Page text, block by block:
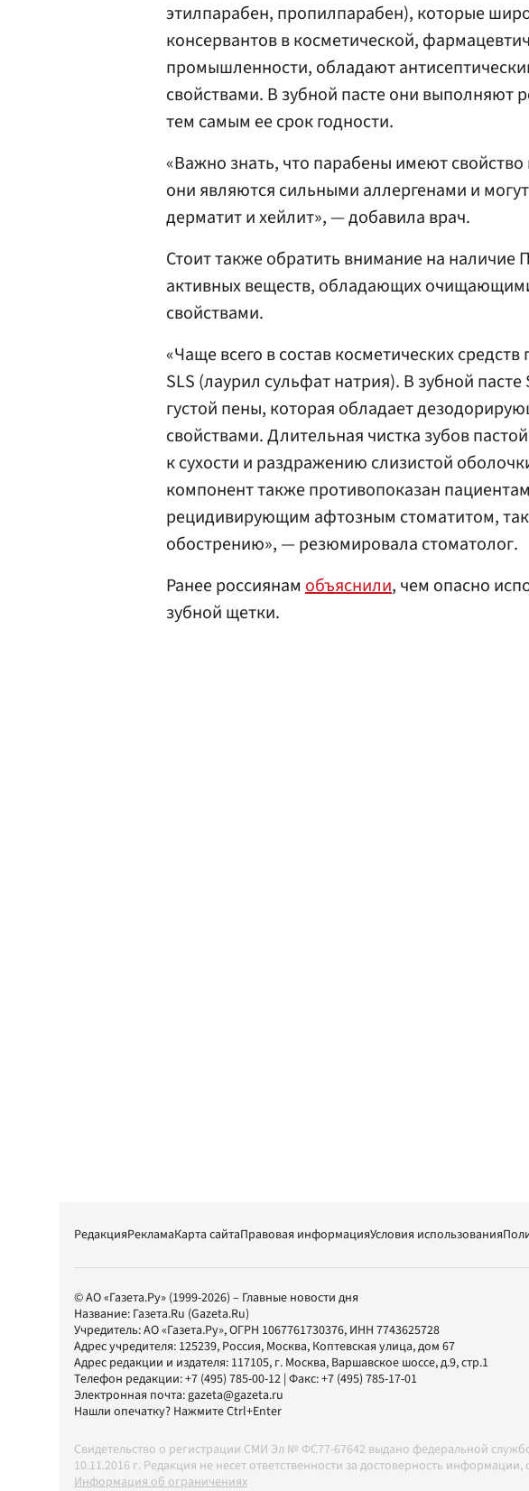
этилпарабен, пропилпарабен), которые
консервантов в косметической,
промышленности, обладают
свойствами. В зубной пасте они выполняют
тем самым ее срок годности.
«Важно знать, что парабены имеют свойство
они являются сильными аллергенами и
дерматит и хейлит», — добавила врач.
Стоит также обратить внимание на наличие
активных веществ, обладающих
свойствами.
«Чаще всего в состав косметических
SLS (лаурил сульфат натрия). В зубной пасте
густой пены, которая обладает
свойствами. Длительная чистка зубов
к сухости и раздражению слизистой
компонент также противопоказан
рецидивирующим афтозным стоматитом, так
обострению», — резюмировала стоматолог.
Ранее россиянам объяснили, чем опасно
зубной щетки.
РедакцияРекламаКарта сайтаПравовая информацияУсловия использования
© АО «Газета.Ру» (1999-2026) – Главные новости дня
Название: Газета.Ru (Gazeta.Ru)
Учредитель:АО «Газета.Ру», ОГРН 1067761730376, ИНН 7743625728
Адрес учредителя: 125239, Россия, Москва, Коптевская улица, дом 67
Адрес редакции и издателя: 117105, г. Москва, Варшавское шоссе, д.9, стр.1
Телефон редакции:+7 (495) 785-00-12 | Факс:+7 (495) 785-17-01
Электронная почта:gazeta@gazeta.ru
Нашли опечатку? Нажмите Ctrl+Enter
Свидетельство о регистрации СМИ Эл № ФС77-67642 выдано федеральной
10.11.2016 г. Редакция не несет ответственности за достоверность
Информация об ограничениях